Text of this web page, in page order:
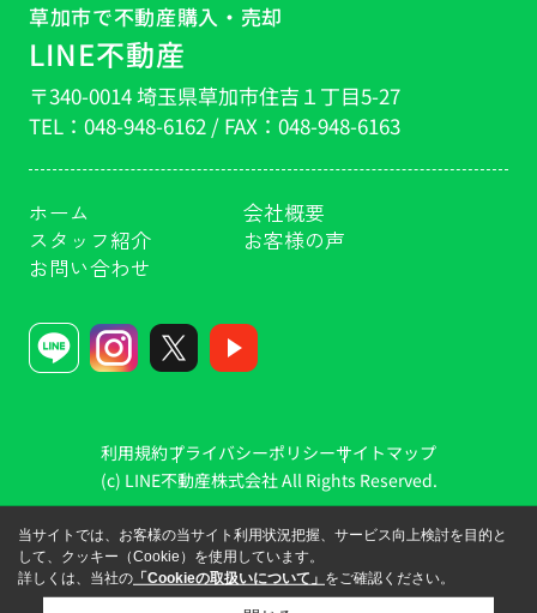
草加市で不動産購入・売却
LINE不動産
〒340-0014 埼玉県草加市住吉１丁目5-27
TEL： 048-948-6162/ FAX： 048-948-6163
ホーム
会社概要
スタッフ紹介
お客様の声
お問い合わせ
利用規約プライバシーポリシーサイトマップ
(c) LINE不動産株式会社 All Rights Reserved.
当サイトでは、お客様の当サイト利用状況把握、サービス向上検討を目的と
して、クッキー（Cookie）を使用しています。
詳しくは、当社の 「Cookieの取扱いについて」 をご確認ください。